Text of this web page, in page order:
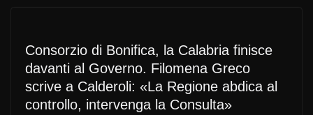
Consorzio di Bonifica, la Calabria finisce
davanti al Governo. Filomena Greco
scrive a Calderoli: «La Regione abdica al
controllo, intervenga la Consulta»